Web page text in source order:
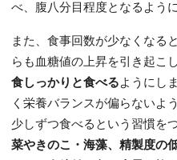
べ、腹八分目程度となるよう
また、食事回数が少なくなる
らも血糖値の上昇を引き起こ
食しっかりと食べるようにし
く栄養バランスが偏らないよ
少しずつ食べるという習慣を
菜やきのこ・海藻、精製度の